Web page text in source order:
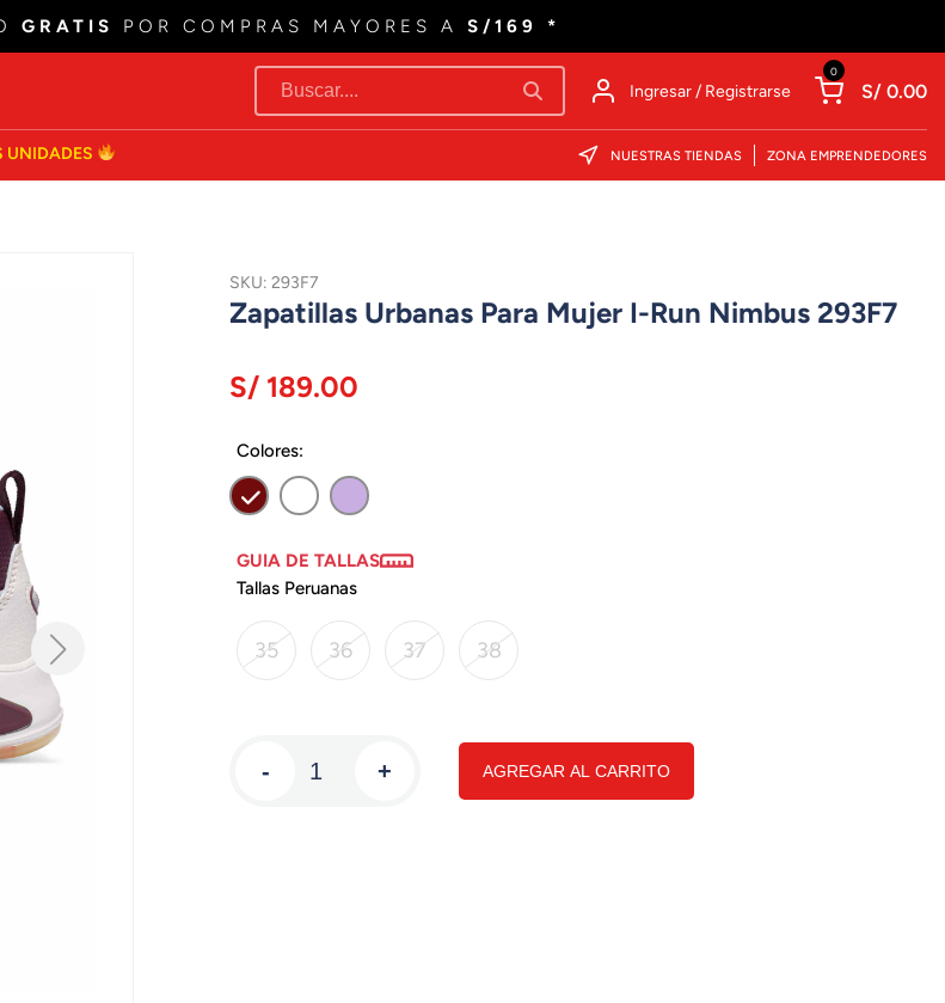
GRATIS POR COMPRAS MAYORES A S/169 *
Ingresar / Registrarse
0
S/ 0.00
UNIDADES NUESTRAS TIENDAS ZONA EMPRENDEDORES
SKU: 293F7
Zapatillas Urbanas Para Mujer I-Run Nimbus 293F7
S/ 189.00
Colores:
GUIA DE TALLAS
Tallas Peruanas
35 36 37 38
- + AGREGAR AL CARRITO